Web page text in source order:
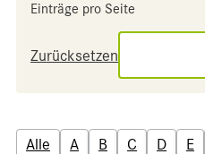
Einträge pro Seite
Zurücksetzen
Alle A B C D E